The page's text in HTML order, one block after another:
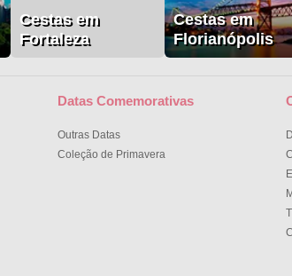
Cestas em
Fortaleza
Cestas em
Florianópolis
Datas Comemorativas
Outras Datas
Coleção de Primavera